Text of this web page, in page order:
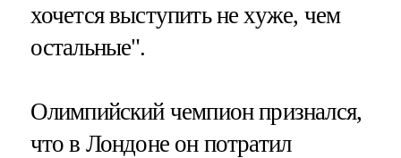
хочется выступить не хуже, чем
остальные".
Олимпийский чемпион признался,
что в Лондоне он потратил